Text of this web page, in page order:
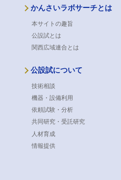
かんさいラボサーチとは
本サイトの趣旨
公設試とは
関西広域連合とは
公設試について
技術相談
機器・設備利用
依頼試験・分析
共同研究・受託研究
人材育成
情報提供